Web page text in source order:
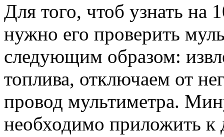
Для того, чтоб узнать
нужно его проверить
следующим образом:
топлива, отключаем от
провод мультиметра.
необходимо приложить к